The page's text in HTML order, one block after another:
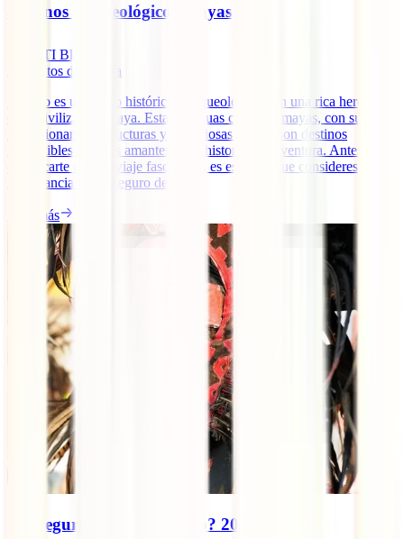
8 Iconos Arqueológicos Mayas
IATI Blog
minutos de lectura
México es un tesoro histórico y arqueológico con una rica herencia
de la civilización maya. Estas antiguas ciudades mayas, con sus
impresionantes estructuras y misteriosas ruinas, son destinos
imperdibles para los amantes de la historia y la aventura. Antes de
embarcarte en este viaje fascinante, es esencial que consideres la
importancia de un seguro de [...]
Leer más
¿Es seguro viajar a México? 2025